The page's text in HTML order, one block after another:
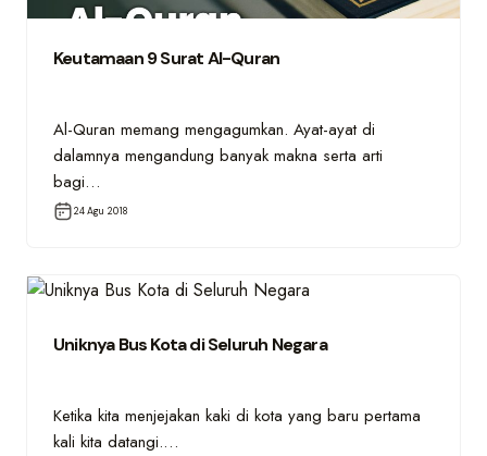
Keutamaan 9 Surat Al-Quran
Al-Quran memang mengagumkan. Ayat-ayat di
dalamnya mengandung banyak makna serta arti
bagi…
24 Agu 2018
Uniknya Bus Kota di Seluruh Negara
Ketika kita menjejakan kaki di kota yang baru pertama
kali kita datangi.…